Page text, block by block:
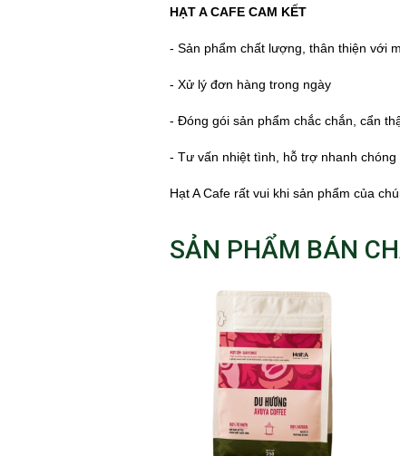
HẠT A CAFE CAM KẾT
- Sản phẩm chất lượng, thân thiện với
- Xử lý đơn hàng trong ngày
- Đóng gói sản phẩm chắc chắn, cẩn
- Tư vấn nhiệt tình, hỗ trợ nhanh chóng
Hạt A Cafe rất vui khi sản phẩm của
SẢN PHẨM BÁN